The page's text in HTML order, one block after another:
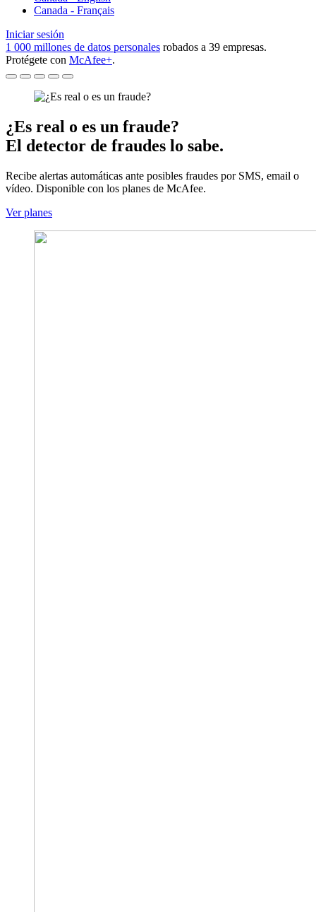
Canada - Français
Iniciar sesión
1 000 millones de datos personales robados a 39 empresas.
Protégete con McAfee+.
¿Es real o es un fraude?
El detector de fraudes lo sabe.
Recibe alertas automáticas ante posibles fraudes por SMS, email o
vídeo. Disponible con los planes de McAfee.
Ver planes